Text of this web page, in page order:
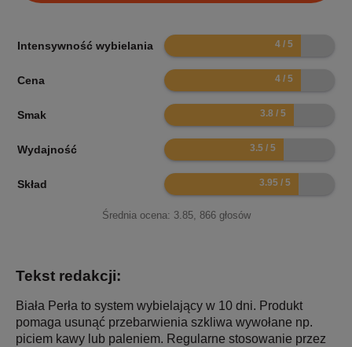
Intensywność wybielania 8
Cena 8
Smak 7.6
Wydajność 7
Skład 7.9
Średnia ocena: 3.85, 866głosów
Tekst redakcji:
Biała Perła to system wybielający w 10 dni. Produkt
pomaga usunąć przebarwienia szkliwa wywołane np.
piciem kawy lub paleniem. Regularne stosowanie przez